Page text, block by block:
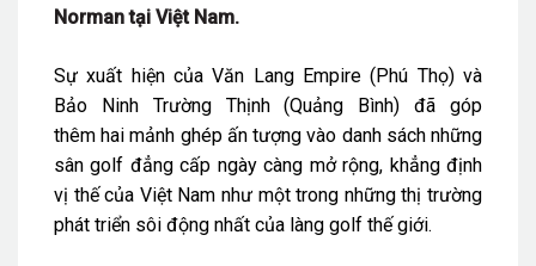
Norman tại Việt Nam.
Sự xuất hiện của Văn Lang Empire (Phú Thọ) và
Bảo Ninh Trường Thịnh (Quảng Bình) đã góp
thêm hai mảnh ghép ấn tượng vào danh sách những
sân golf đẳng cấp ngày càng mở rộng, khẳng định
vị thế của Việt Nam như một trong những thị trường
phát triển sôi động nhất của làng golf thế giới.